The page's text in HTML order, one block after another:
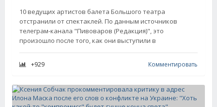
10 ведущих артистов балета Большого театра
отстранили от спектаклей. По данным источников
телеграм-канала "Пивоваров (Редакция)", это
произошло после того, как они выступили в
+929 Комментировать